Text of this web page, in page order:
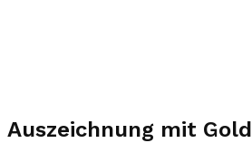
Auszeichnung mit Gold